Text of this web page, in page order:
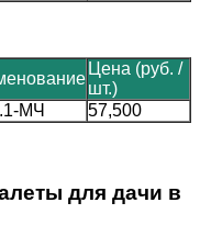
Цена (руб. /
шт.)
МЧ 57,500
для дачи в